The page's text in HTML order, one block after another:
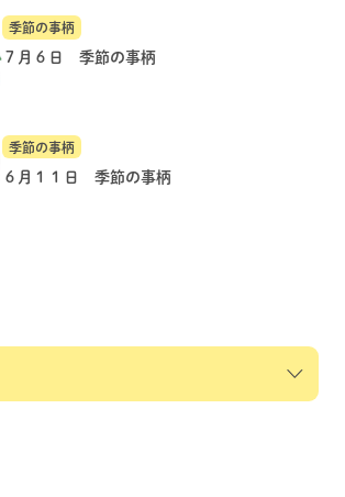
季節の事柄
７月６日 季節の事柄
季節の事柄
６月１１日 季節の事柄